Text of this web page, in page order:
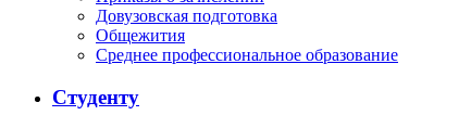
Довузовская подготовка
Общежития
Среднее профессиональное образование
Студенту